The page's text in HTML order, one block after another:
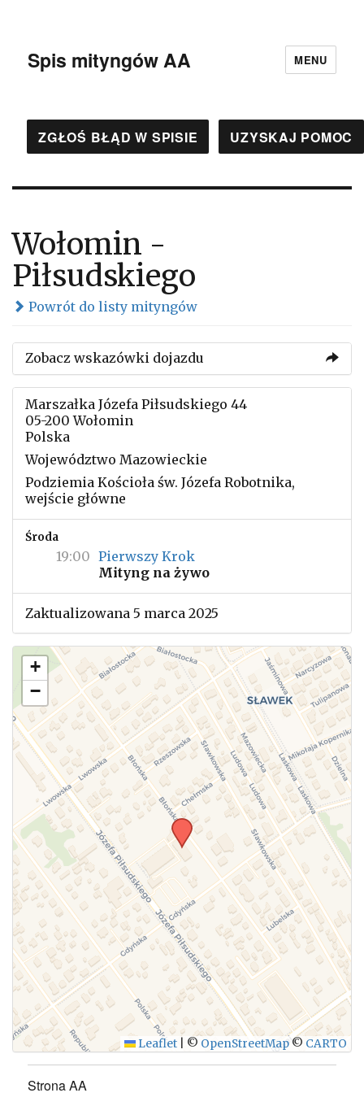
Spis mityngów AA MENU
ZGŁOŚ BŁĄD W SPISIE UZYSKAJ POMOC
Wołomin -
Piłsudskiego
Powrót do listy mityngów
Zobacz wskazówki dojazdu
Marszałka Józefa Piłsudskiego 44
05-200 Wołomin
Polska
Województwo Mazowieckie
Podziemia Kościoła św. Józefa Robotnika,
wejście główne
Środa
19:00 Pierwszy Krok
Mityng na żywo
Zaktualizowana 5 marca 2025
+
−
Leaflet © OpenStreetMap © CARTO
Strona AA